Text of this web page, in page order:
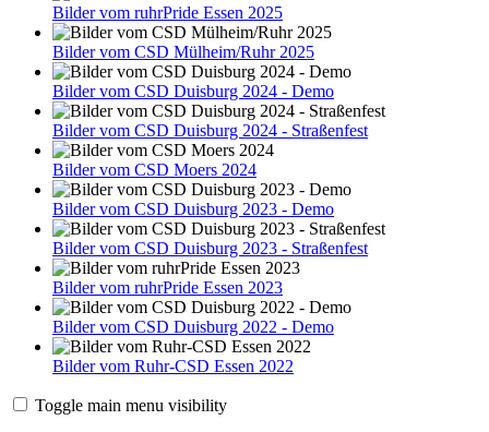
Bilder vom ruhrPride Essen 2025
Bilder vom CSD Mülheim/Ruhr 2025
Bilder vom CSD Duisburg 2024 - Demo
Bilder vom CSD Duisburg 2024 - Straßenfest
Bilder vom CSD Moers 2024
Bilder vom CSD Duisburg 2023 - Demo
Bilder vom CSD Duisburg 2023 - Straßenfest
Bilder vom ruhrPride Essen 2023
Bilder vom CSD Duisburg 2022 - Demo
Bilder vom Ruhr-CSD Essen 2022
Toggle main menu visibility